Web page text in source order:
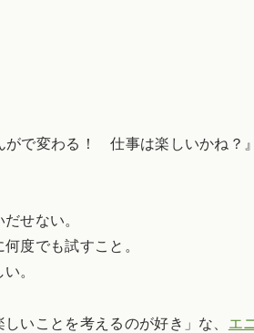
んがで変わる！ 仕事は楽しいかね？
せない。
度でも試すこと。
。
いことを考えるのが好き」な、 エ